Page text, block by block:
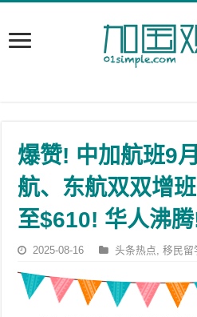
爆赞! 中加航班9
航、东航双双增
至$610! 华人沸
2025-08-16 头条热点,移民留